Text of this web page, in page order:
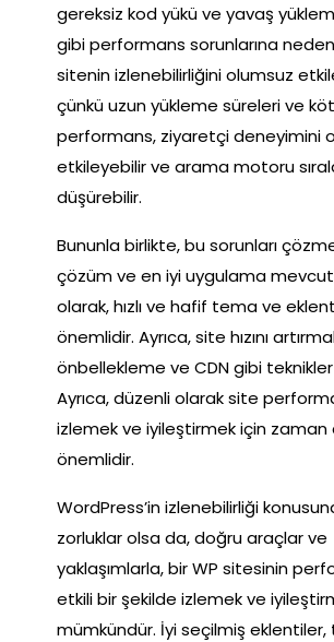
gereksiz kod yükü ve yavaş
gibi performans sorunlarına
sitenin izlenebilirliğini olumsuz
çünkü uzun yükleme süreleri ve
performans, ziyaretçi deneyimini
etkileyebilir ve arama motoru
düşürebilir.
Bununla birlikte, bu sorunları
çözüm ve en iyi uygulama
olarak, hızlı ve hafif tema ve
önemlidir. Ayrıca, site hızını
önbellekleme ve CDN gibi teknikler
Ayrıca, düzenli olarak site
izlemek ve iyileştirmek için zaman
önemlidir.
WordPress’in izlenebilirliği
zorluklar olsa da, doğru araçlar ve
yaklaşımlarla, bir WP sitesinin
etkili bir şekilde izlemek ve
mümkündür. İyi seçilmiş